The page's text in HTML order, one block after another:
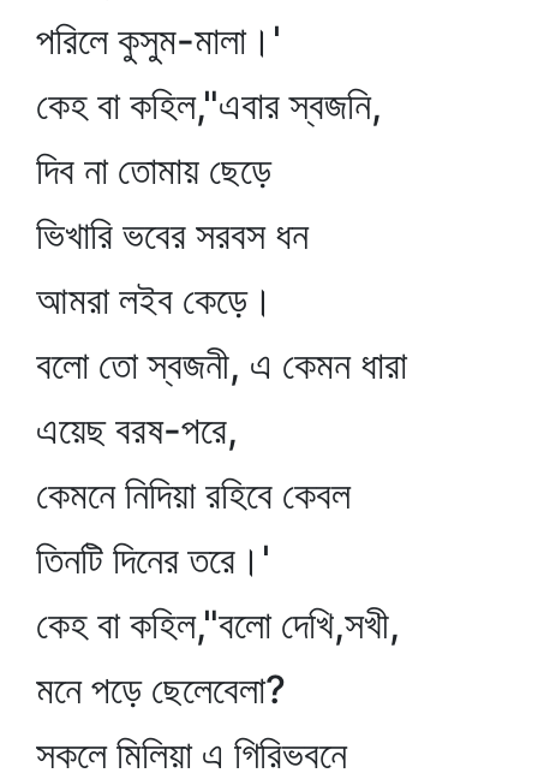
পরিলে কুসুম-মালা।'
কেহ বা কহিল,"এবার স্বজনি,
দিব না তোমায় ছেড়ে
ভিখারি ভবের সরবস ধন
আমরা লইব কেড়ে।
বলো তো স্বজনী, এ কেমন ধারা
এয়েছ বরষ-পরে,
কেমনে নিদিয়া রহিবে কেবল
তিনটি দিনের তরে।'
কেহ বা কহিল,"বলো দেখি,সখী,
মনে পড়ে ছেলেবেলা?
সকলে মিলিয়া এ গিরিভবনে